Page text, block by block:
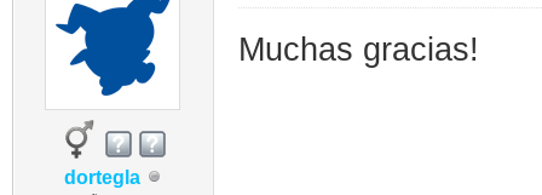
dortegla
Muchas gracias!